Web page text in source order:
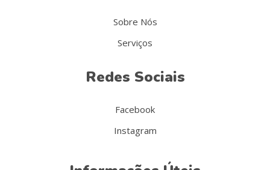
Sobre Nós
Serviços
Redes Sociais
Facebook
Instagram